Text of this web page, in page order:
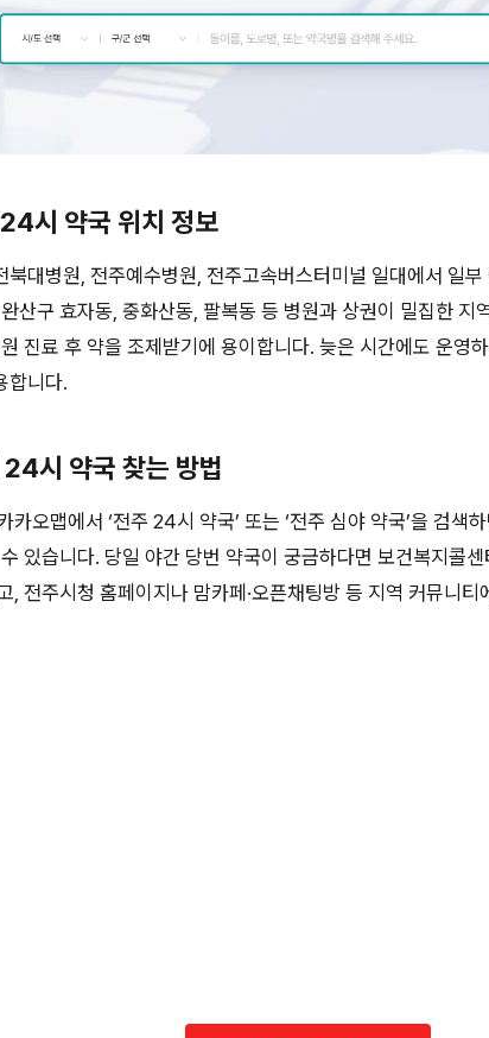
시 약국 위치 정보
북대병원, 전주예수병원, 전주고속버스터미널 일대에서 일
산구 효자동, 중화산동, 팔복동 등 병원과 상권이 밀집한 지
진료 후 약을 조제받기에 용이합니다. 늦은 시간에도 운영
합니다.
시 약국 찾는 방법
카오맵에서 ‘전주 24시 약국’ 또는 ‘전주 심야 약국’을 검색
있습니다. 당일 야간 당번 약국이 궁금하다면 보건복지콜
, 전주시청 홈페이지나 맘카페·오픈채팅방 등 지역 커뮤니